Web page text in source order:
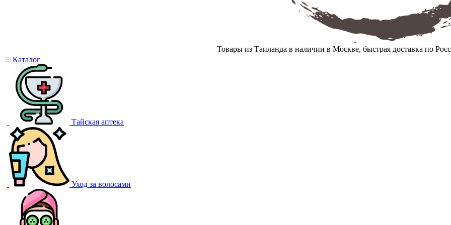
Товары из Таиланда в наличии в Москве, быстрая доставка по
Каталог
Тайская аптека
Уход за волосами